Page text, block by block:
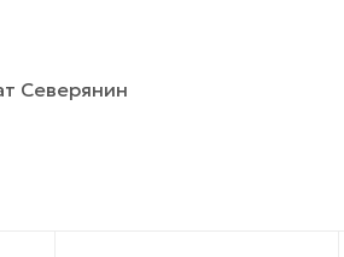
Северянин